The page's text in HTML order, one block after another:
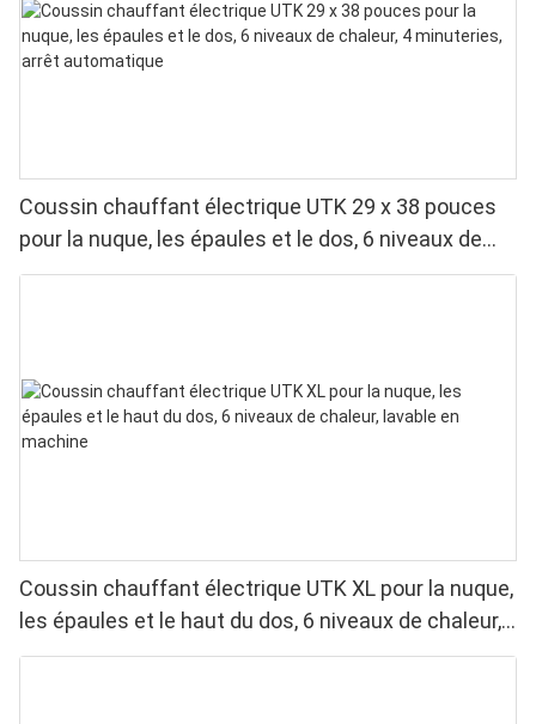
Coussin chauffant électrique UTK 29 x 38 pouces
pour la nuque, les épaules et le dos, 6 niveaux de
chaleur, 4 minuteries, arrêt automatique
Coussin chauffant électrique UTK XL pour la nuque,
les épaules et le haut du dos, 6 niveaux de chaleur,
lavable en machine